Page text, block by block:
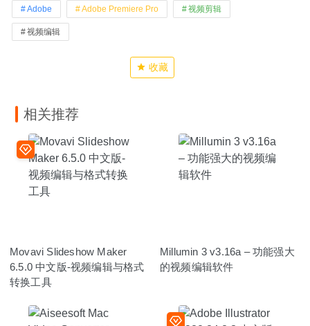
Adobe Adobe Premiere Pro 视频剪辑
视频编辑
收藏
相关推荐
Movavi Slideshow Maker
6.5.0 中文版-视频编辑与格式
转换工具
Millumin 3 v3.16a – 功能强大
的视频编辑软件